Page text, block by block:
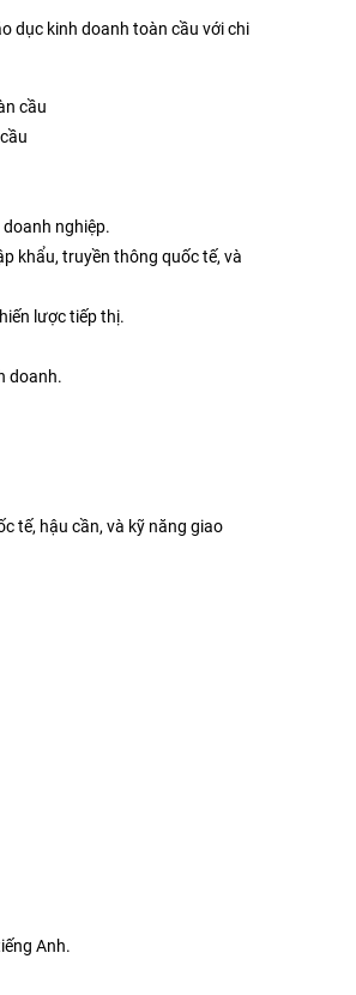
dục kinh doanh toàn cầu với chi
nghiệp.
khẩu, truyền thông quốc tế, và
lược tiếp thị.
doanh.
tế, hậu cần, và kỹ năng giao
Anh.